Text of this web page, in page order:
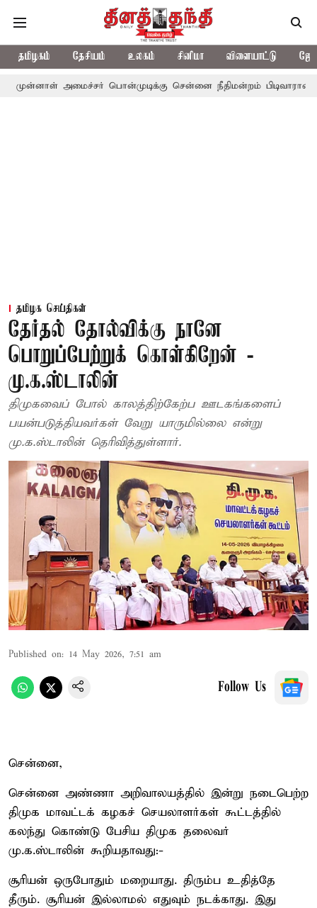
தமிழகம் தேசியம் உலகம் சினிமா விளையாட்டு
அமைச்சர் பொன்முடிக்கு சென்னை நீதிமன்றம் பிடிவாராண்ட்
தமிழக செய்திகள்
தேர்தல் தோல்விக்கு நானே
பொறுப்பேற்றுக் கொள்கிறேன் -
மு.க.ஸ்டாலின்
திமுகவைப் போல் காலத்திற்கேற்ப ஊடகங்களைப்
பயன்படுத்தியவர்கள் வேறு யாருமில்லை என்று
மு.க.ஸ்டாலின் தெரிவித்துள்ளார்.
Published on: 14 May 2026, 7:51 am
Follow Us
சென்னை,
சென்னை அண்ணா அறிவாலயத்தில் இன்று நடைபெற்ற
திமுக மாவட்டக் கழகச் செயலாளர்கள் கூட்டத்தில்
கலந்து கொண்டு பேசிய திமுக தலைவர்
மு.க.ஸ்டாலின் கூறியதாவது:-
சூரியன் ஒருபோதும் மறையாது. திரும்ப உதித்தே
தீரும். சூரியன் இல்லாமல் எதுவும் நடக்காது. இது